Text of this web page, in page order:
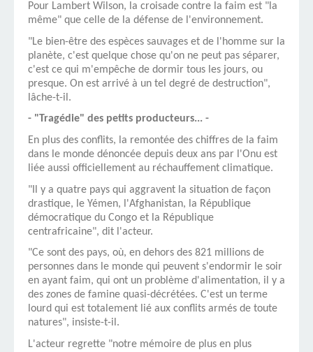
Pour Lambert Wilson, la croisade contre la faim est "la
même" que celle de la défense de l'environnement.
"Le bien-être des espèces sauvages et de l'homme sur la
planète, c'est quelque chose qu'on ne peut pas séparer,
c'est ce qui m'empêche de dormir tous les jours, ou
presque. On est arrivé à un tel degré de destruction",
lâche-t-il.
- "Tragédie" des petits producteurs... -
En plus des conflits, la remontée des chiffres de la faim
dans le monde dénoncée depuis deux ans par l'Onu est
liée aussi officiellement au réchauffement climatique.
"Il y a quatre pays qui aggravent la situation de façon
drastique, le Yémen, l'Afghanistan, la République
démocratique du Congo et la République
centrafricaine", dit l'acteur.
"Ce sont des pays, où, en dehors des 821 millions de
personnes dans le monde qui peuvent s'endormir le soir
en ayant faim, qui ont un problème d'alimentation, il y a
des zones de famine quasi-décrétées. C'est un terme
lourd qui est totalement lié aux conflits armés de toute
natures", insiste-t-il.
L'acteur regrette "notre mémoire de plus en plus